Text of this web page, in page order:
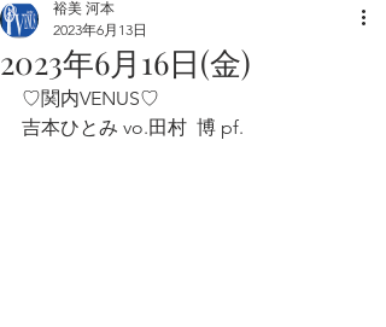
2023年6月16日(金)
裕美 河本
2023年6月13日
♡関内VENUS♡
吉本ひとみ vo.田村  博 pf.